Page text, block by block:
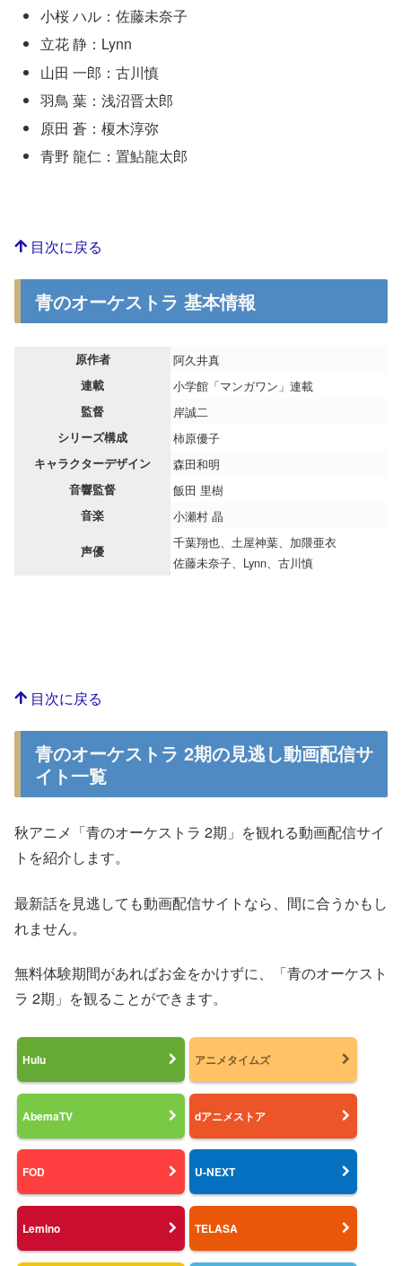
小桜 ハル：佐藤未奈子
立花 静：Lynn
山田 一郎：古川慎
羽鳥 葉：浅沼晋太郎
原田 蒼：榎木淳弥
青野 龍仁：置鮎龍太郎
目次に戻る
青のオーケストラ 基本情報
原作者 阿久井真
連載 小学館「マンガワン」連載
監督 岸誠二
シリーズ構成 柿原優子
キャラクターデザイン 森田和明
音響監督 飯田 里樹
音楽 小瀬村 晶
声優
千葉翔也、土屋神葉、加隈亜衣
佐藤未奈子、Lynn、古川慎
目次に戻る
青のオーケストラ 2期の見逃し動画配信サ
イト一覧
秋アニメ「青のオーケストラ 2期」を観れる動画配信サイ
トを紹介します。
最新話を見逃しても動画配信サイトなら、間に合うかもし
れません。
無料体験期間があればお金をかけずに、「青のオーケスト
ラ 2期」を観ることができます。
Hulu アニメタイムズ
AbemaTV dアニメストア
FOD U-NEXT
Lemino TELASA